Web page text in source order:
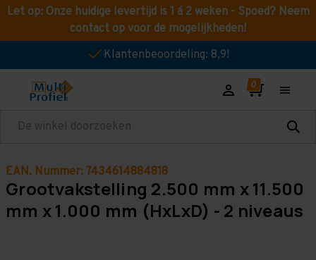
Let op: Onze huidige levertijd is 1 á 2 weken - Spoed? Neem
contact op voor de mogelijkheden!
Klantenbeoordeling: 8,9!
Zoeken
EAN. Nummer: 7434614884818
Grootvakstelling 2.500 mm x 11.500
mm x 1.000 mm (HxLxD) - 2 niveaus